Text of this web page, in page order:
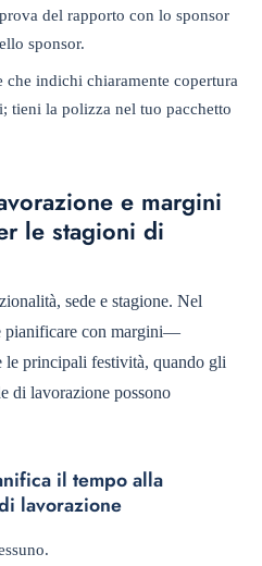
del rapporto con lo sponsor
sponsor.
che indichi chiaramente copertura
tieni la polizza nel tuo pacchetto
e margini
le stagioni di
sede e stagione. Nel
pianificare con margini—
le principali festività, quando gli
di lavorazione possono
il tempo alla
lavorazione